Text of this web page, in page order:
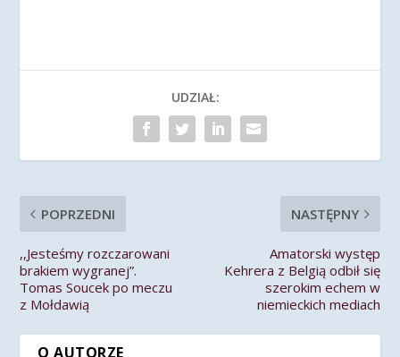
UDZIAŁ:
POPRZEDNI
,,Jesteśmy rozczarowani
brakiem wygranej”.
Tomas Soucek po meczu
z Mołdawią
NASTĘPNY
Amatorski występ
Kehrera z Belgią odbił się
szerokim echem w
niemieckich mediach
O AUTORZE